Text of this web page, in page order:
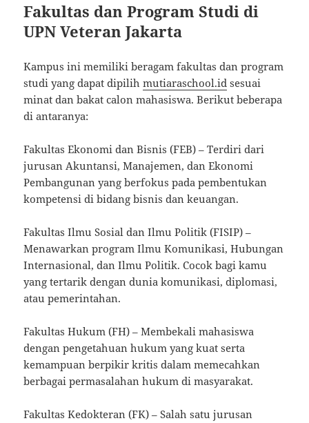
Fakultas dan Program Studi di
UPN Veteran Jakarta
Kampus ini memiliki beragam fakultas dan program
studi yang dapat dipilihmutiaraschool.id sesuai
minat dan bakat calon mahasiswa. Berikut beberapa
di antaranya:
Fakultas Ekonomi dan Bisnis (FEB) – Terdiri dari
jurusan Akuntansi, Manajemen, dan Ekonomi
Pembangunan yang berfokus pada pembentukan
kompetensi di bidang bisnis dan keuangan.
Fakultas Ilmu Sosial dan Ilmu Politik (FISIP) –
Menawarkan program Ilmu Komunikasi, Hubungan
Internasional, dan Ilmu Politik. Cocok bagi kamu
yang tertarik dengan dunia komunikasi, diplomasi,
atau pemerintahan.
Fakultas Hukum (FH) – Membekali mahasiswa
dengan pengetahuan hukum yang kuat serta
kemampuan berpikir kritis dalam memecahkan
berbagai permasalahan hukum di masyarakat.
Fakultas Kedokteran (FK) – Salah satu jurusan